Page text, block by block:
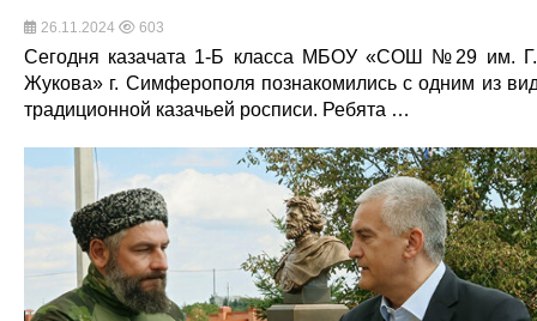
26.11.2024 603
Сегодня казачата 1-Б класса МБОУ «СОШ №29 им.
Жукова» г. Симферополя познакомились с одним из
традиционной казачьей росписи. Ребята …